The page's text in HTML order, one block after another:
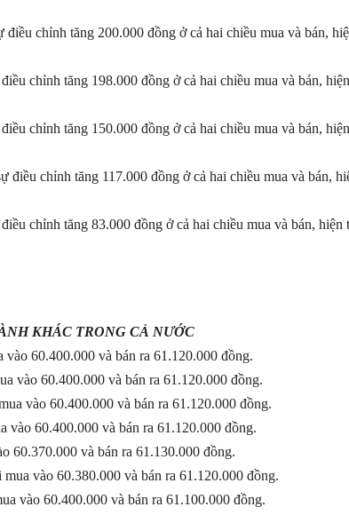
chỉnh tăng 200.000 đồng ở cả hai chiều mua và bán,
chỉnh tăng 198.000 đồng ở cả hai chiều mua và bán,
chỉnh tăng 150.000 đồng ở cả hai chiều mua và bán,
chỉnh tăng 117.000 đồng ở cả hai chiều mua và bán,
chỉnh tăng 83.000 đồng ở cả hai chiều mua và bán, hiện
KHÁC TRONG CẢ NƯỚC
60.400.000 và bán ra 61.120.000 đồng.
vào 60.400.000 và bán ra 61.120.000 đồng.
vào 60.400.000 và bán ra 61.120.000 đồng.
vào 60.400.000 và bán ra 61.120.000 đồng.
60.370.000 và bán ra 61.130.000 đồng.
vào 60.380.000 và bán ra 61.120.000 đồng.
vào 60.400.000 và bán ra 61.100.000 đồng.